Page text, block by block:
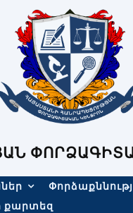
քարտեզ